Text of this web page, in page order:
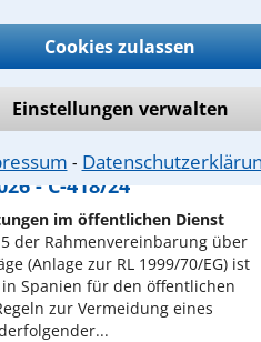
Cookies zulassen
Einstellungen verwalten
⁃
Heft 06/2026
- C-418/24
im öffentlichen Dienst
der Rahmenvereinbarung über
(Anlage zur RL 1999/70/EG) ist
Spanien für den öffentlichen
zur Vermeidung eines